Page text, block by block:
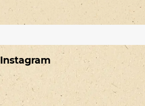
Instagram